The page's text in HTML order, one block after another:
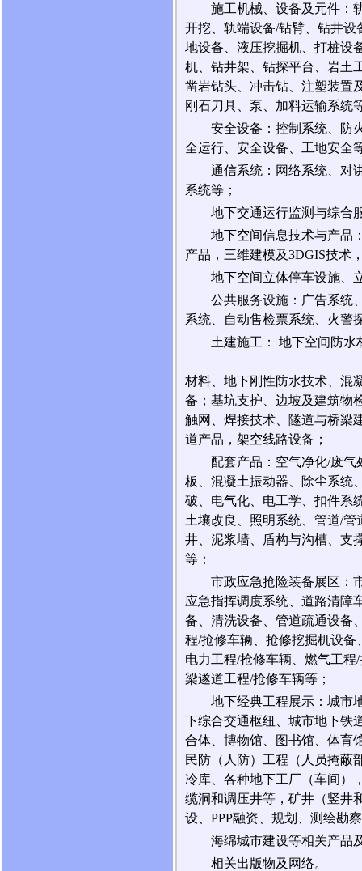
施工机械、设备及元件：
开挖、轨端设备/钻臂、钻井
地设备、液压挖掘机、打桩设
机、钻井架、钻探平台、岩土
凿岩钻头、冲击钻、注塑装置
刚石刀具、泵、加料运输系统
安全设备：控制系统、防
全运行、安全设备、工地安全
通信系统：网络系统、对
系统等；
地下交通运行监测与综合
地下空间信息技术与产品
产品，三维建模及3DGIS技术
地下空间立体停车设施、
公共服务设施：广告系统
系统、自动售检票系统、火警
土建施工： 地下空间防
材料、地下刚性防水技术、混
备；基坑支护、边坡及建筑物
触网、焊接技术、隧道与桥梁
道产品，架空线路设备；
配套产品：空气净化/废
板、混凝土振动器、除尘系统
破、电气化、电工学、扣件系
土壤改良、照明系统、管道/
井、泥浆墙、盾构与沟槽、支
等；
市政应急抢险装备展区：
应急指挥调度系统、道路清障
备、清洗设备、管道疏通设备
程/抢修车辆、抢修挖掘机设
电力工程/抢修车辆、燃气工
梁遂道工程/抢修车辆等；
地下经典工程展示：城市
下综合交通枢纽、城市地下铁
合体、博物馆、图书馆、体育
民防（人防）工程（人员掩蔽
冷库、各种地下工厂（车间）
缆洞和调压井等，矿井（竖井
设、PPP融资、规划、测绘勘
海绵城市建设等相关产品
相关出版物及网络。